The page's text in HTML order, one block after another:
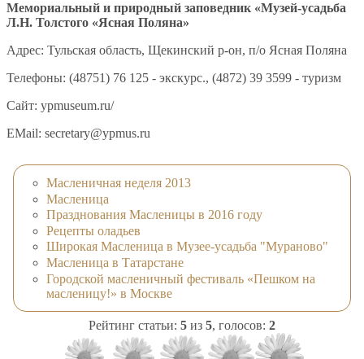
Мемориальный и природный заповедник «Музей-усадьба
Л.Н. Толстого «Ясная Поляна»
Адрес: Тульская область, Щекинский р-он, п/о Ясная Поляна
Телефоны: (48751) 76 125 - экскурс., (4872) 39 3599 - туризм
Сайт: ypmuseum.ru/
EMail: secretary@ypmus.ru
Масленичная неделя 2013
Масленица
Празднования Масленицы в 2016 году
Рецепты оладьев
Широкая Масленица в Музее-усадьба "Мураново"
Масленица в Татарстане
Городской масленичный фестиваль «Пешком на
масленицу!» в Москве
Рейтинг статьи: 5 из 5, голосов: 2